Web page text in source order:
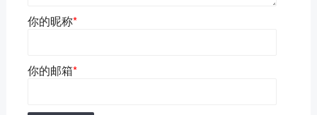
你的昵称*
你的邮箱*